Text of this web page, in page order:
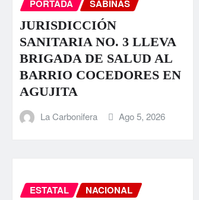
PORTADA SABINAS
JURISDICCIÓN
SANITARIA NO. 3 LLEVA
BRIGADA DE SALUD AL
BARRIO COCEDORES EN
AGUJITA
La Carbonifera Ago 5, 2026
ESTATAL
NACIONAL